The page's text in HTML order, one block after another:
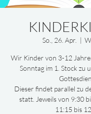
So., 26. Apr.
  |
Wir Kinder von 3-12
Sonntag im 1. Stock zu
Dieser findet parallel zu
statt. Jeweils von 9:30
11:15 bis